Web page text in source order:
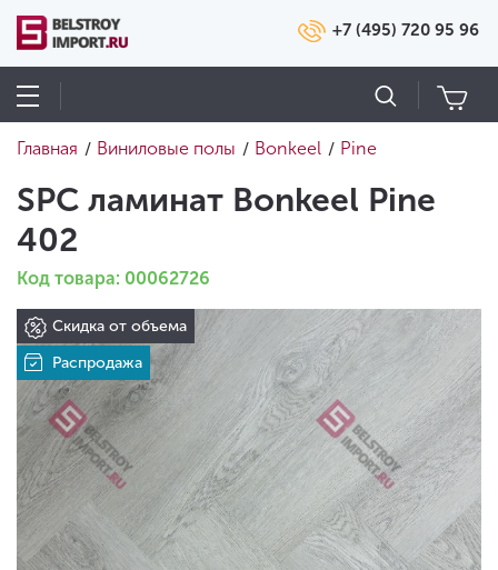
+7 (495) 720 95 96
Главная / Виниловые полы / Bonkeel / Pine
SPC ламинат Bonkeel Pine
402
Код товара: 00062726
Скидка от объема
Распродажа